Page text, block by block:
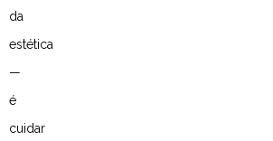
da
estética
—
é
cuidar